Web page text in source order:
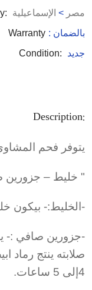
مصر > الإسماعيلية
Warranty
: بالضمان
Condition:
جديد
Description:
يتوفر فحم
" خليط –
-الخليط:- بيكون
-جزورين صافي :-
صلابته ينتج رماد
4إلى 5 ساعات.